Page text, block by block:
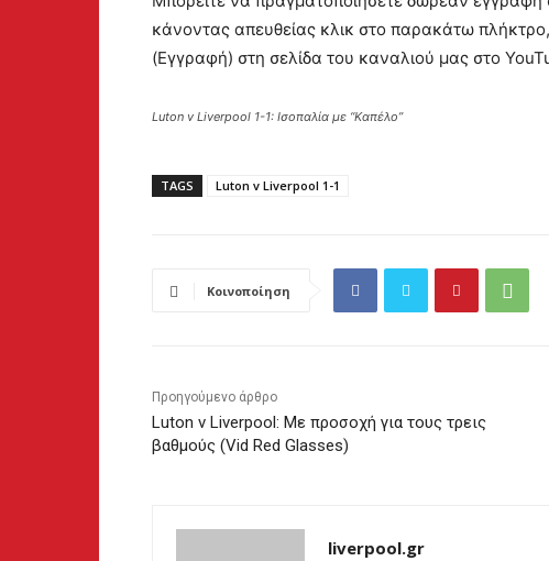
κάνοντας απευθείας κλικ στο παρακάτω
(Εγγραφή) στη σελίδα του καναλιού μας στο
Luton v Liverpool 1-1: Ισοπαλία με “Καπέλο”
TAGS Luton v Liverpool 1-1
Κοινοποίηση
Προηγούμενο άρθρο
Luton v Liverpool: Με προσοχή για τους τρεις
βαθμούς (Vid Red Glasses)
liverpool.gr